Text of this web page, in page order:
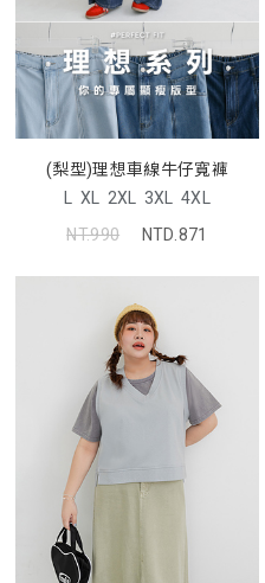
(梨型)理想車線牛仔寬褲
L XL 2XL 3XL 4XL
NT.990
NTD.871